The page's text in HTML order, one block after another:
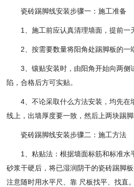
瓷砖踢脚线安装步骤一：施工准备
1、施工前应认真清理墙面，提前一
2、按需要数量将阳角处踢脚板的
3、镶贴安装时，由阳角开始向两
陷，合格后方可实贴。
4、不论采取什么方法安装，均先
线上，出墙厚度要一致，然后上两块踢
瓷砖踢脚线安装步骤二：施工方法
1、粘贴法：根据墙面标筋和标准
砂浆干硬后，将已湿润阴干的瓷砖踢脚
注意随时用水平尺、靠 尺板找平、找直